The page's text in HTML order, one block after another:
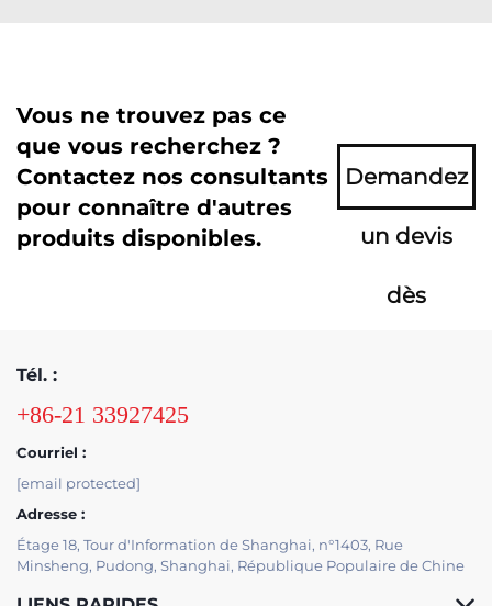
Vous ne trouvez pas ce
que vous recherchez ?
Contactez nos consultants
pour connaître d'autres
produits disponibles.
Demandez
un devis
dès
Tél. :
+86-21 33927425
Courriel :
[email protected]
Adresse :
Étage 18, Tour d'Information de Shanghai, n°1403, Rue
Minsheng, Pudong, Shanghai, République Populaire de Chine